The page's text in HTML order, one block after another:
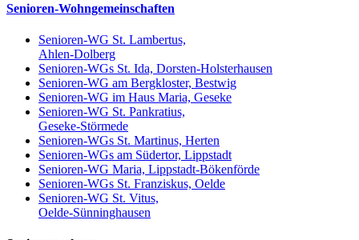
Senioren-Wohngemeinschaften
Senioren-WG St. Lambertus,
Ahlen-Dolberg
Senioren-WGs St. Ida, Dorsten-Holsterhausen
Senioren-WG am Bergkloster, Bestwig
Senioren-WG im Haus Maria, Geseke
Senioren-WG St. Pankratius,
Geseke-Störmede
Senioren-WGs St. Martinus, Herten
Senioren-WGs am Südertor, Lippstadt
Senioren-WG Maria, Lippstadt-Bökenförde
Senioren-WGs St. Franziskus, Oelde
Senioren-WG St. Vitus,
Oelde-Sünninghausen